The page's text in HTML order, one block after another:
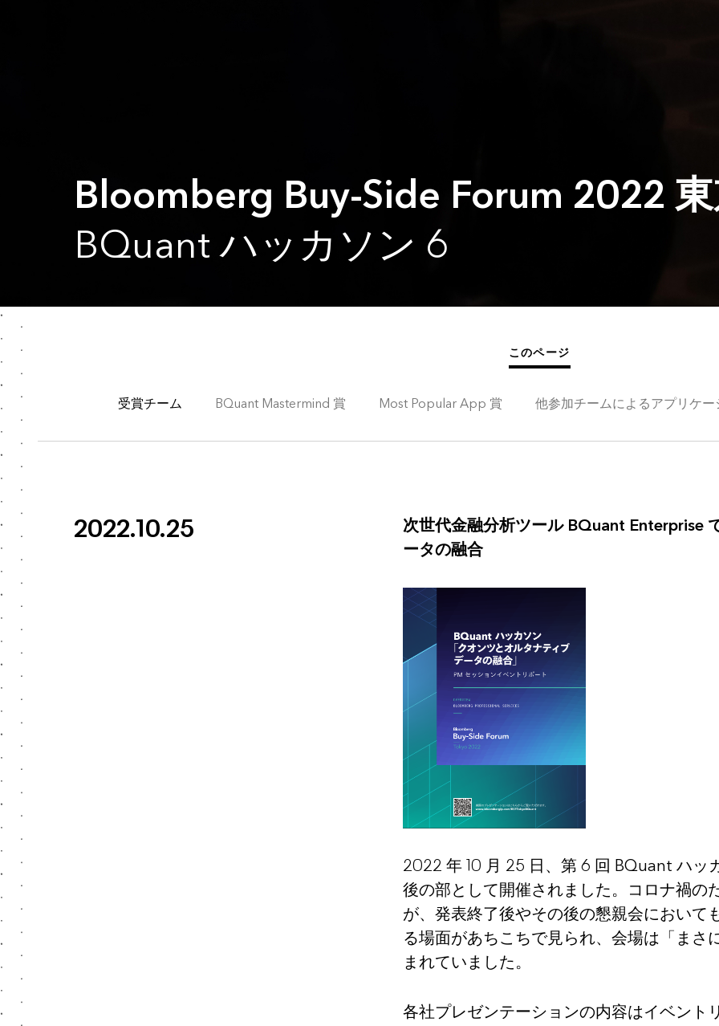
Bloomberg Buy-Side Forum 2022
BQuant ハッカソン 6
このページ
受賞チーム BQuant Mastermind 賞 Most Popular App 賞 他参加チームによるアプリケー
2022.10.25
次世代金融分析ツール BQuant Enterprise
ータの融合
2022 年 10 月 25 日、第 6 回 BQuant ハッ
後の部として開催されました。コロナ禍の
が、発表終了後やその後の懇親会において
る場面があちこちで見られ、会場は「ま
まれていました。
各社プレゼンテーションの内容はイベント